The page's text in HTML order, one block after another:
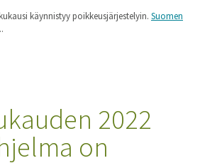
käynnistyy poikkeusjärjestelyin. Suomen
2022
on